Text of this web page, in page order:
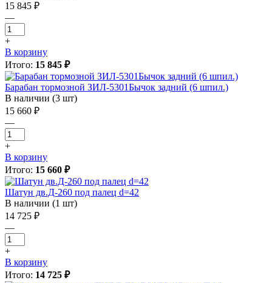
15 845 ₽
—
+
В корзину
Итого: 15 845 ₽
Барабан тормозной ЗИЛ-5301Бычок задний (6 шпил.)
В наличии (3 шт)
15 660 ₽
—
+
В корзину
Итого: 15 660 ₽
Шатун дв.Д-260 под палец d=42
В наличии (1 шт)
14 725 ₽
—
+
В корзину
Итого: 14 725 ₽